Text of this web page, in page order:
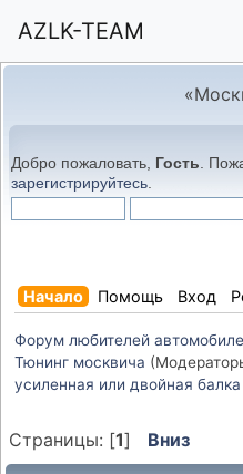
AZLK-TEAM
Добро пожаловать, Гость .
зарегистрируйтесь
Начало Помощь Вход
Форум любителей
Тюнинг москвича
усиленная или двойная
Страницы: [1] Вниз